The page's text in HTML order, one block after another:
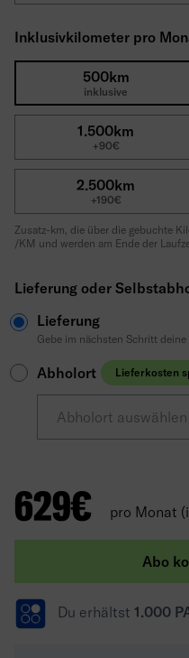
2 l/100km
Ganzjahresreifen
Bruttolistenpreis
Inklusivkilometer pro
500km
inklusive
1.500km
+90€
2.500km
+190€
Zusatz-km, die über die gebuchte
/KM und werden am Ende der
Lieferung oder
Lieferung
Gebe im nächsten Schritt deine
Abholort Lieferkosten
Abholort auswählen
629€ pro Monat
Abo
Du erhältst 1.000